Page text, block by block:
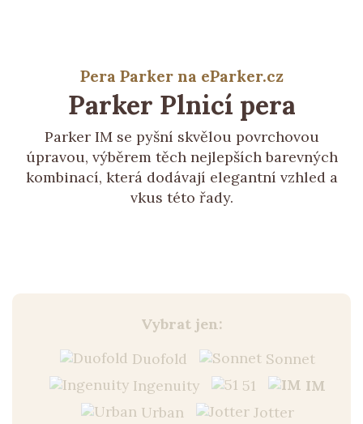
Pera Parker na eParker.cz
Parker Plnicí pera
Parker IM se pyšní skvělou povrchovou
úpravou, výběrem těch nejlepších barevných
kombinací, která dodávají elegantní vzhled a
vkus této řady.
Vybrat jen:
Duofold
Sonnet
Ingenuity
51
IM
Urban
Jotter